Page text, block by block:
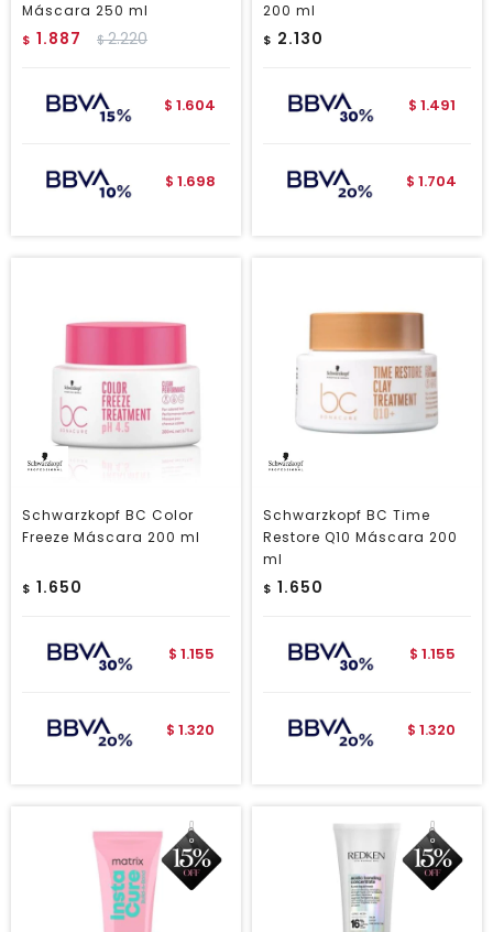
Máscara 250 ml
$ 1.887 $2.220
$ 1.604
$ 1.698
200 ml
$ 2.130
$ 1.491
$ 1.704
Schwarzkopf BC Color
Freeze Máscara 200 ml
$ 1.650
$ 1.155
$ 1.320
Schwarzkopf BC Time
Restore Q10 Máscara 200
ml
$ 1.650
$ 1.155
$ 1.320